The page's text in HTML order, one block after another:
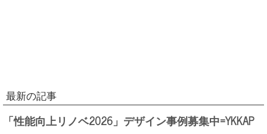
最新の記事
「性能向上リノベ2026」デザイン事例募集中=YKKAP